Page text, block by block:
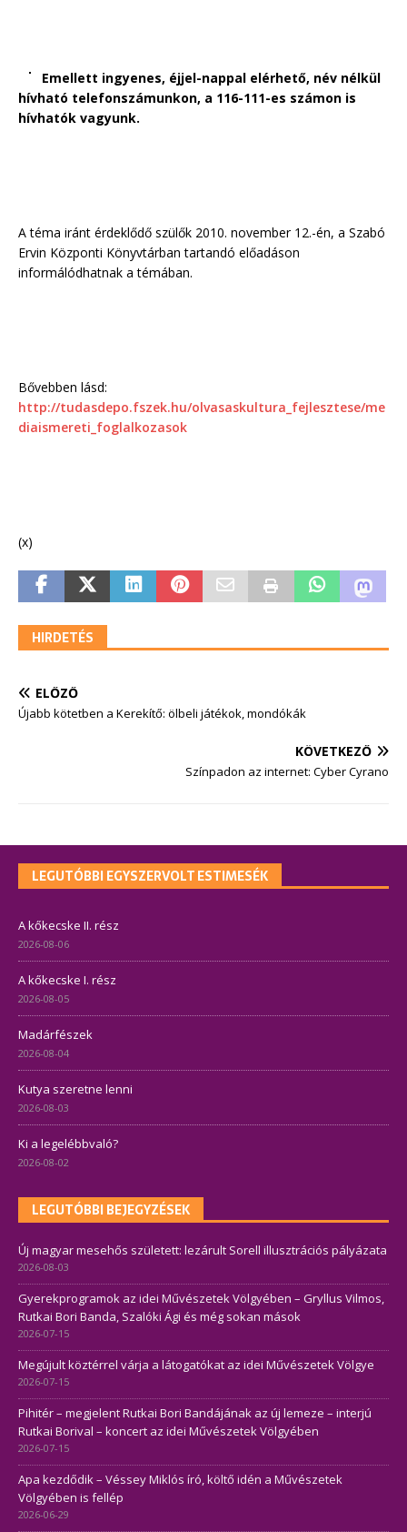
Emellett ingyenes, éjjel-nappal elérhető, név nélkül
hívható telefonszámunkon, a 116-111-es számon is
hívhatók vagyunk.
A téma iránt érdeklődő szülők 2010. november 12.-én, a Szabó
Ervin Központi Könyvtárban tartandó előadáson
informálódhatnak a témában.
Bővebben lásd:
http://tudasdepo.fszek.hu/olvasaskultura_fejlesztese/me
diaismereti_foglalkozasok
(x)
HIRDETÉS
ELŐZŐ
Újabb kötetben a Kerekítő: ölbeli játékok, mondókák
KÖVETKEZŐ
Színpadon az internet: Cyber Cyrano
LEGUTÓBBI EGYSZERVOLT ESTIMESÉK
A kőkecske II. rész
2026-08-06
A kőkecske I. rész
2026-08-05
Madárfészek
2026-08-04
Kutya szeretne lenni
2026-08-03
Ki a legelébbvaló?
2026-08-02
LEGUTÓBBI BEJEGYZÉSEK
Új magyar mesehős született: lezárult Sorell illusztrációs pályázata
2026-08-03
Gyerekprogramok az idei Művészetek Völgyében – Gryllus Vilmos,
Rutkai Bori Banda, Szalóki Ági és még sokan mások
2026-07-15
Megújult köztérrel várja a látogatókat az idei Művészetek Völgye
2026-07-15
Pihitér – megjelent Rutkai Bori Bandájának az új lemeze – interjú
Rutkai Borival – koncert az idei Művészetek Völgyében
2026-07-15
Apa kezdődik – Véssey Miklós író, költő idén a Művészetek
Völgyében is fellép
2026-06-29